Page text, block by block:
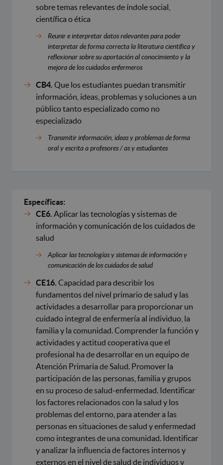
sobre temas relevantes de índole social,
científica o ética
Reunir e interpretar datos relevantes para poder
interpretar de forma correcta la literatura científica y
reflexionar sobre su aportación al conocimiento y la
mejora de los cuidados enfermeros
CB4. Que los estudiantes puedan transmitir
información, ideas, problemas y soluciones a un
público tanto especializado como no
especializado
Transmitir información, ideas y problemas de forma
oral y escrita a profesores / as y estudiantes
Específicas:
CE6. Aplicar las tecnologías y sistemas de
información y comunicación de los cuidados de
salud
Aplicar las tecnologías y sistemas de información y
comunicación de los cuidados de salud
CE16. Capacidad para describir los
fundamentos del nivel primario de salud y las
actividades a desarrollar para proporcionar un
cuidado integral de enfermería al individuo, la
familia y la comunidad. Comprender la función y
actividades y actitud cooperativa que el
profesional ha de desarrollar en un equipo de
Atención Primaria de Salud. Promover la
participación de las personas, familia y grupos
en su proceso de salud-enfermedad. Identificar
los factores relacionados con la salud y los
problemas del entorno, para atender a las
personas en situaciones de salud y enfermedad
como integrantes de una comunidad. Identificar
y analizar la influencia de factores internos y
externos en el nivel de salud de individuos y